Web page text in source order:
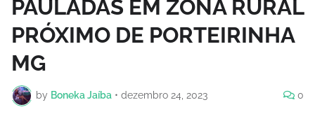
PAULADAS EM ZONA RURAL
PRÓXIMO DE PORTEIRINHA
MG
by Boneka Jaíba • dezembro 24, 2023 0